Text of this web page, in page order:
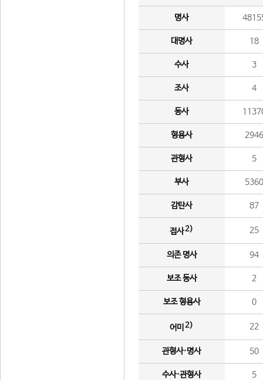
명사
대명사 18
수사 3
조사 4
동사
형용사 2946
관형사 5
부사 5360
감탄사 87
접사2) 25
의존 명사 94
보조 동사 2
보조 형용사 0
어미 2) 22
관형사·명사 50
수사·관형사 5